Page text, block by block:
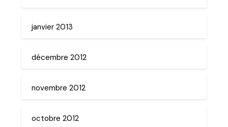
janvier 2013
décembre 2012
novembre 2012
octobre 2012